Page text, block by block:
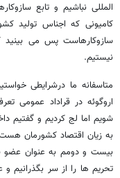
المللی نباشیم و تابع
کامیونی که اجناس تولید
سازوکارهاست پس می‏ بینید
نیستیم.
متاسفانه ما درشرایطی
شویم اما لج کردیم و گفتیم
به زیان اقتصاد کشورمان
بیست و دومم به عنوان عضو
تحریم‏ ها را از سر بگذرانیم